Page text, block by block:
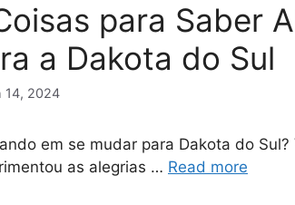
para Saber
a Dakota do Sul
14, 2024
em se mudar para Dakota do
as alegrias … Read more